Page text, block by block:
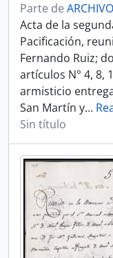
Parte de
Acta de la
Pacificación,
Fernando Ruiz;
artículos N° 4, 8,
armisticio
San Martín y…
Sin título